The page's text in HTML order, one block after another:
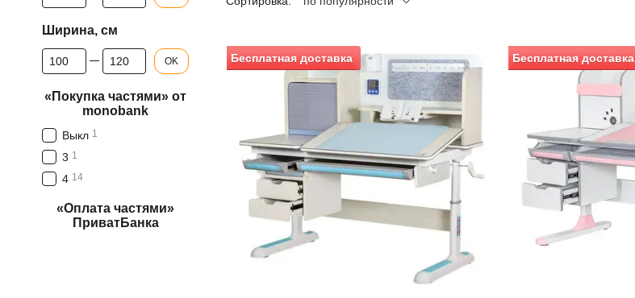
Бесплатная доставка Бесплатная доставка
Ширина, см
От Ширина, см
До Ширина, см OK
«Покупка частями» от
monobank
Выкл 1
3 1
4 14
«Оплата частями»
ПриватБанка